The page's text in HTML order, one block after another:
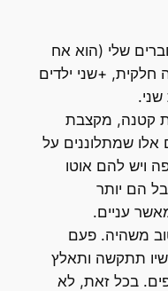
שלי (הוא אח
+שני ילדים
קטנה, מקצבת
שמתלוננים על
ויש להם אוטו
הם יותר
עניים.
משהיה. פעם
תתקשה ותאלץ
בכל זאת, לא